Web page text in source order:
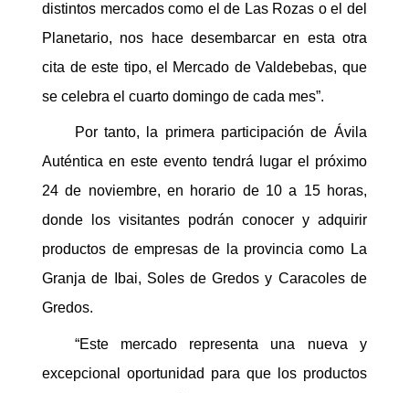
distintos mercados como el de Las Rozas o el del
Planetario, nos hace desembarcar en esta otra
cita de este tipo, el Mercado de Valdebebas, que
se celebra el cuarto domingo de cada mes”.
Por tanto, la primera participación de Ávila
Auténtica en este evento tendrá lugar el próximo
24 de noviembre, en horario de 10 a 15 horas,
donde los visitantes podrán conocer y adquirir
productos de empresas de la provincia como La
Granja de Ibai, Soles de Gredos y Caracoles de
Gredos.
“Este mercado representa una nueva y
excepcional oportunidad para que los productos